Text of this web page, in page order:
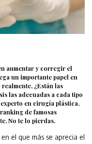
aumentar y corregir el
un importante papel en
¿Están las
las adecuadas a cada tipo
en cirugía plástica,
de famosas
No te lo pierdas.
el que más se aprecia el